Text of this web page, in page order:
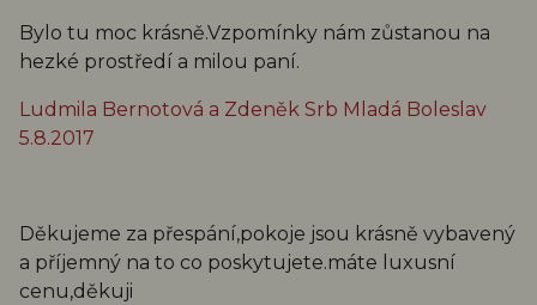
Bylo tu moc krásně.Vzpomínky nám zůstanou na
hezké prostředí a milou paní.
Ludmila Bernotová a Zdeněk Srb Mladá Boleslav
5.8.2017
Děkujeme za přespání,pokoje jsou krásně vybavený
a příjemný na to co poskytujete.máte luxusní
cenu,děkuji